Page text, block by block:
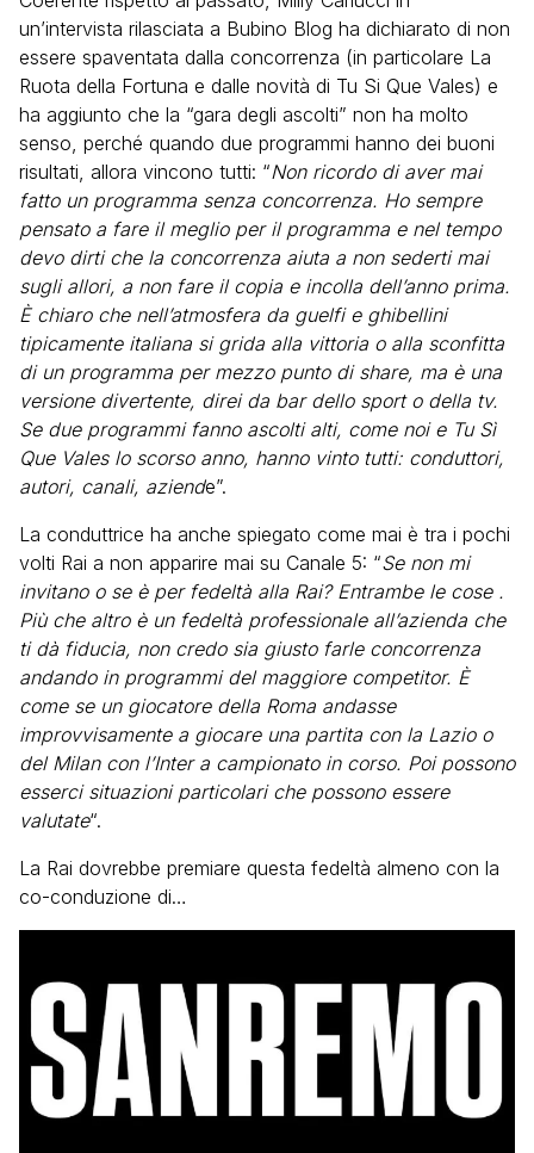
un’intervista rilasciata a Bubino Blog ha dichiarato di non
essere spaventata dalla concorrenza (in particolare La
Ruota della Fortuna e dalle novità di Tu Si Que Vales) e
ha aggiunto che la “gara degli ascolti” non ha molto
senso, perché quando due programmi hanno dei buoni
risultati, allora vincono tutti: “Non ricordo di aver mai
fatto un programma senza concorrenza. Ho sempre
pensato a fare il meglio per il programma e nel tempo
devo dirti che la concorrenza aiuta a non sederti mai
sugli allori, a non fare il copia e incolla dell’anno prima.
È chiaro che nell’atmosfera da guelfi e ghibellini
tipicamente italiana si grida alla vittoria o alla sconfitta
di un programma per mezzo punto di share, ma è una
versione divertente, direi da bar dello sport o della tv.
Se due programmi fanno ascolti alti, come noi e Tu Sì
Que Vales lo scorso anno, hanno vinto tutti: conduttori,
autori, canali, aziende”.
La conduttrice ha anche spiegato come mai è tra i pochi
volti Rai a non apparire mai su Canale 5: “Se non mi
invitano o se è per fedeltà alla Rai? Entrambe le cose .
Più che altro è un fedeltà professionale all’azienda che
ti dà fiducia, non credo sia giusto farle concorrenza
andando in programmi del maggiore competitor. È
come se un giocatore della Roma andasse
improvvisamente a giocare una partita con la Lazio o
del Milan con l’Inter a campionato in corso. Poi possono
esserci situazioni particolari che possono essere
valutate“.
La Rai dovrebbe premiare questa fedeltà almeno con la
co-conduzione di…